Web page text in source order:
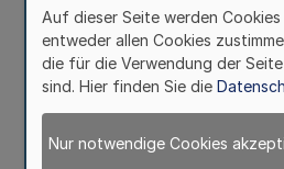
Generalkonsulat der
in Münster
Auf dieser Seite werden
entweder allen Cookies
die für die Verwendung der
sind. Hier finden Sie die
Nur notwendige Cookies